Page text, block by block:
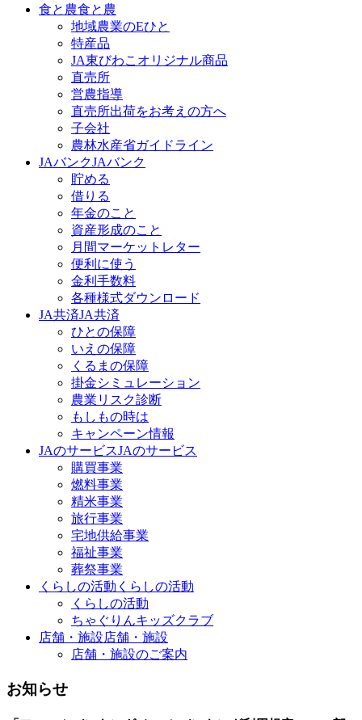
食と農食と農
地域農業のEひと
特産品
JA東びわこオリジナル商品
直売所
営農指導
直売所出荷をお考えの方へ
子会社
農林水産省ガイドライン
JAバンクJAバンク
貯める
借りる
年金のこと
資産形成のこと
月間マーケットレター
便利に使う
金利手数料
各種様式ダウンロード
JA共済JA共済
ひとの保障
いえの保障
くるまの保障
掛金シミュレーション
農業リスク診断
もしもの時は
キャンペーン情報
JAのサービスJAのサービス
購買事業
燃料事業
精米事業
旅行事業
宅地供給事業
福祉事業
葬祭事業
くらしの活動 くらしの活動
くらしの活動
ちゃぐりんキッズクラブ
店舗・施設店舗・施設
店舗・施設のご案内
お知らせ